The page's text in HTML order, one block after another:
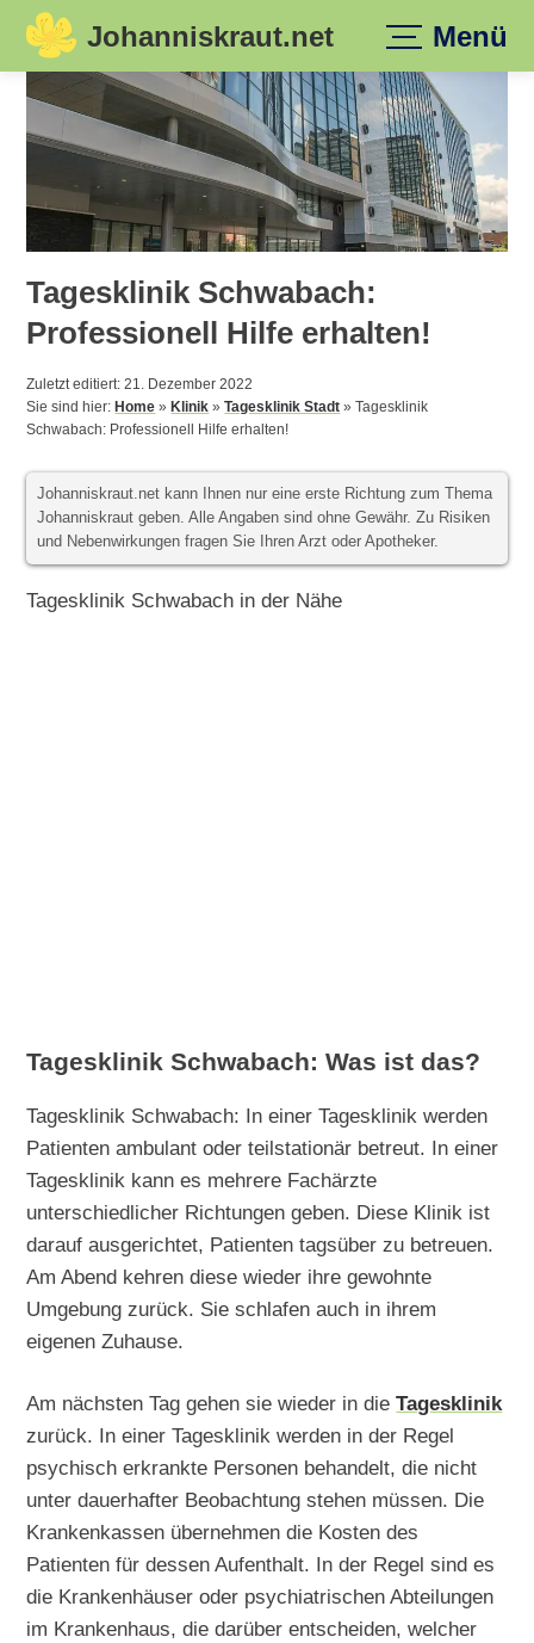
Skip
content
Johanniskraut.net Menü
Tagesklinik Schwabach:
Professionell Hilfe erhalten!
Zuletzt editiert: 21. Dezember 2022
Sie sind hier:Home »Klinik »Tagesklinik Stadt »Tagesklinik
Schwabach: Professionell Hilfe erhalten!
Johanniskraut.net kann Ihnen nur eine erste Richtung zum Thema
Johanniskraut geben. Alle Angaben sind ohne Gewähr. Zu Risiken
und Nebenwirkungen fragen Sie Ihren Arzt oder Apotheker.
Tagesklinik Schwabach in der Nähe
Tagesklinik Schwabach: Was ist das?
Tagesklinik Schwabach: In einer Tagesklinik werden
Patienten ambulant oder teilstationär betreut. In einer
Tagesklinik kann es mehrere Fachärzte
unterschiedlicher Richtungen geben. Diese Klinik ist
darauf ausgerichtet, Patienten tagsüber zu betreuen.
Am Abend kehren diese wieder ihre gewohnte
Umgebung zurück. Sie schlafen auch in ihrem
eigenen Zuhause.
Am nächsten Tag gehen sie wieder in dieTagesklinik
zurück. In einer Tagesklinik werden in der Regel
psychisch erkrankte Personen behandelt, die nicht
unter dauerhafter Beobachtung stehen müssen. Die
Krankenkassen übernehmen die Kosten des
Patienten für dessen Aufenthalt. In der Regel sind es
die Krankenhäuser oder psychiatrischen Abteilungen
im Krankenhaus, die darüber entscheiden, welcher